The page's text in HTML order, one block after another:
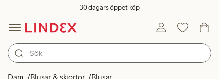
30 dagars öppet köp
Dam Blusar & skjortor Blusar